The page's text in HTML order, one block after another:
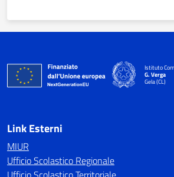
Istituto
G. Verga
Gela (CL)
Link Esterni
MIUR
Ufficio Scolastico Regionale